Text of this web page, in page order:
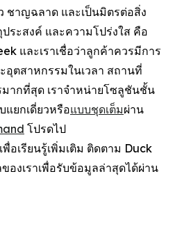
ชาญฉลาด และเป็นมิตรต่อสิ่ง
ระสงค์ และความโปร่งใส คือ
และเราเชื่อว่าลูกค้าควรมีการ
ตสาหกรรมในเวลา สถานที่
ากที่สุด เราจำหน่ายโซลูชันชั้น
แยกเดี่ยวหรือแบบชุดเต็มผ่าน
โปรดไป
เพื่อเรียนรู้เพิ่มเติม ติดตาม Duck
องเราเพื่อรับข้อมูลล่าสุดได้ผ่าน